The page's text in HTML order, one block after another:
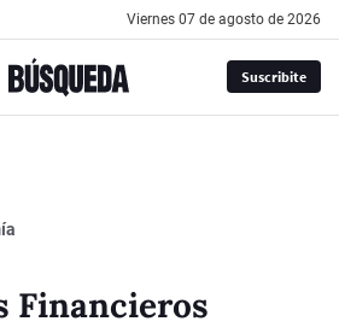
viernes 07 de agosto de 2026
Suscribite
Financieros